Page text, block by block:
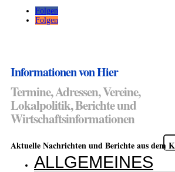
Folgen
Folgen
Informationen von Hier
Termine, Adressen, Vereine,
Lokalpolitik, Berichte und
Wirtschaftsinformationen
Aktuelle Nachrichten und Berichte aus dem
ALLGEMEINES